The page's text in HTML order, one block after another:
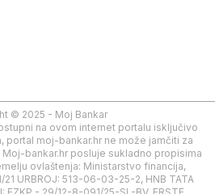
© 2025 - Moj Bankar
na ovom internet portalu isključivo
portal moj-bankar.hr ne može jamčiti za
bankar.hr posluje sukladno propisima
ovlaštenja: Ministarstvo financija,
URBROJ: 513-06-03-25-2, HNB TATA